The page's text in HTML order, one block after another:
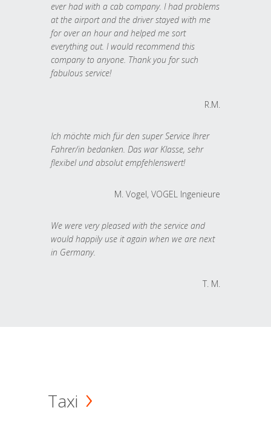
ever had with a cab company. I had problems
at the airport and the driver stayed with me
for over an hour and helped me sort
everything out. I would recommend this
company to anyone. Thank you for such
fabulous service!
R.M.
Ich möchte mich für den super Service Ihrer
Fahrer/in bedanken. Das war Klasse, sehr
flexibel und absolut empfehlenswert!
M. Vogel, VOGEL Ingenieure
We were very pleased with the service and
would happily use it again when we are next
in Germany.
T. M.
Taxi